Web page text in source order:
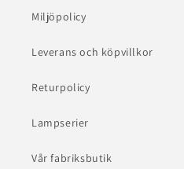
Miljöpolicy
Leverans och köpvillkor
Returpolicy
Lampserier
Vår fabriksbutik